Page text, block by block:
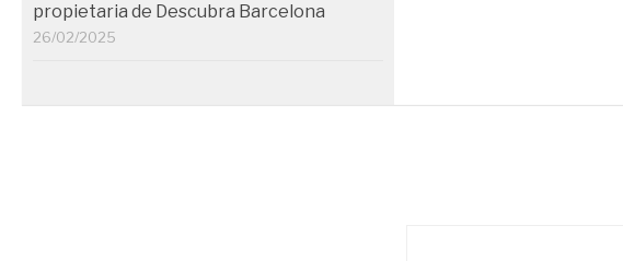
propietaria de Descubra Barcelona
26/02/2025